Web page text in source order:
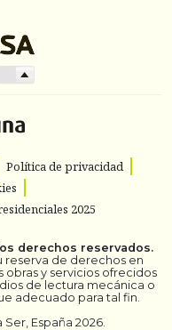
Política de privacidad
2025
derechos reservados.
reserva de derechos en
obras y servicios ofrecidos
de lectura mecánica o
adecuado para tal fin.
España 2026.